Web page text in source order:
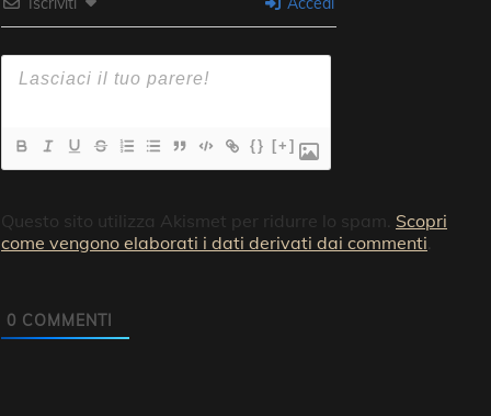
{} [+]
Questo sito utilizza Akismet per ridurre lo spam. Scopri
come vengono elaborati i dati derivati dai commenti
0 COMMENTI